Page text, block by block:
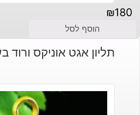
₪180
הוסף לסל
תליון אגט אוניקס ורוד